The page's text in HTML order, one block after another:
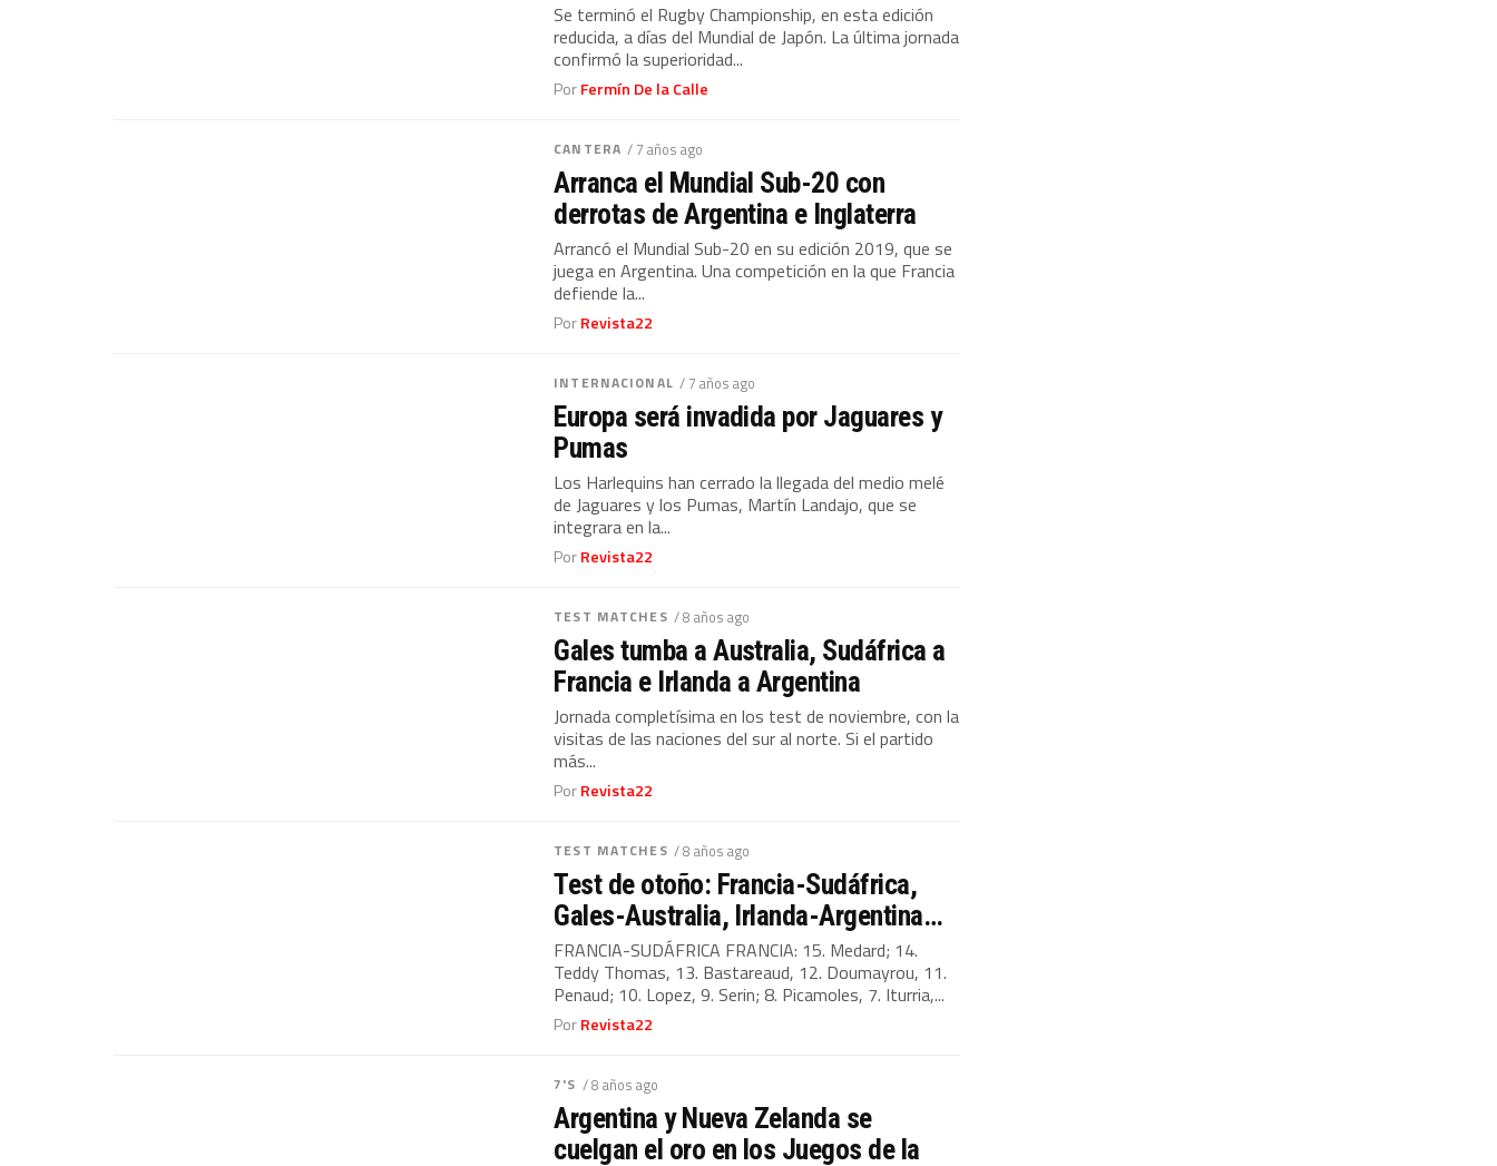
Se terminó el Rugby Championship, en esta edición
reducida, a días del Mundial de Japón. La última jornada
confirmó la superioridad...
PorFermín De la Calle
CANTERA / 7 años ago
Arranca el Mundial Sub-20 con
derrotas de Argentina e Inglaterra
Arrancó el Mundial Sub-20 en su edición 2019, que se
juega en Argentina. Una competición en la que Francia
defiende la...
PorRevista22
INTERNACIONAL / 7 años ago
Europa será invadida por Jaguares y
Pumas
Los Harlequins han cerrado la llegada del medio melé
de Jaguares y los Pumas, Martín Landajo, que se
integrara en la...
PorRevista22
TEST MATCHES / 8 años ago
Gales tumba a Australia, Sudáfrica a
Francia e Irlanda a Argentina
Jornada completísima en los test de noviembre, con la
visitas de las naciones del sur al norte. Si el partido
más...
PorRevista22
TEST MATCHES / 8 años ago
Test de otoño: Francia-Sudáfrica,
Gales-Australia, Irlanda-Argentina…
FRANCIA-SUDÁFRICA FRANCIA: 15. Medard; 14.
Teddy Thomas, 13. Bastareaud, 12. Doumayrou, 11.
Penaud; 10. Lopez, 9. Serin; 8. Picamoles, 7. Iturria,...
PorRevista22
7'S / 8 años ago
Argentina y Nueva Zelanda se
cuelgan el oro en los Juegos de la